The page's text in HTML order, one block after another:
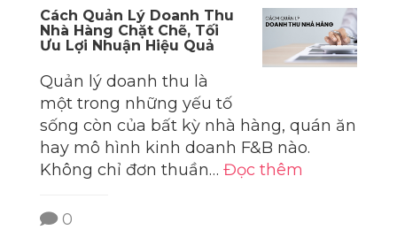
Cách Quản Lý Doanh Thu
Nhà Hàng Chặt Chẽ, Tối
Ưu Lợi Nhuận Hiệu Quả
Quản lý doanh thu là
một trong những yếu tố
sống còn của bất kỳ nhà hàng, quán ăn
hay mô hình kinh doanh F&B nào.
Không chỉ đơn thuần… Đọc thêm
0